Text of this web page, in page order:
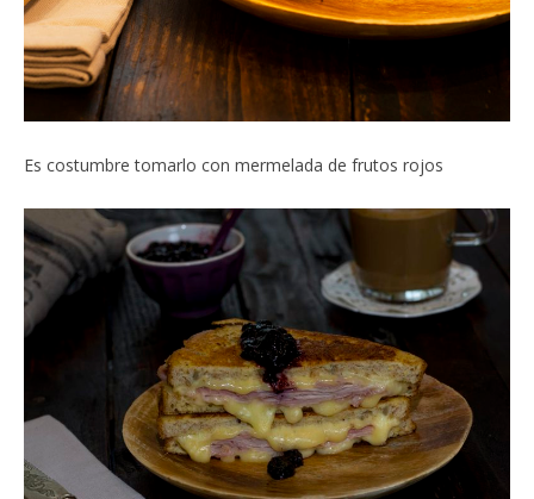
Es costumbre tomarlo con mermelada de frutos rojos